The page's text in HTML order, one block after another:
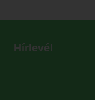
Hírlevél